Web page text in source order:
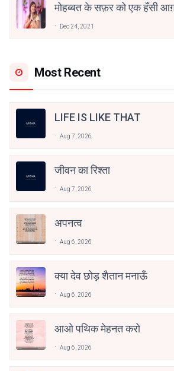
मोहब्बत के सफ़र को एक हँसी
Dec 24, 2021
Most Recent
LIFE IS LIKE THAT
Aug 7, 2026
जीवन का रिश्ता
Aug 7, 2026
अपनत्व
Aug 6, 2026
क्या देव छोड़ शैतान मनाऊँ
Aug 6, 2026
आओ पथिक मेहनत करो
Aug 6, 2026